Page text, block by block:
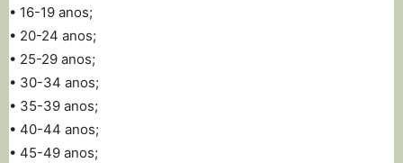
• 16-19 anos;
• 20-24 anos;
• 25-29 anos;
• 30-34 anos;
• 35-39 anos;
• 40-44 anos;
• 45-49 anos;